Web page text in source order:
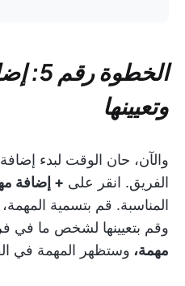
وتعيينها
والآن، حان الوقت لبدء إضافة
الفريق. انقر على + إضافة
المناسبة. قم بتسمية
وقم بتعيينها لشخص ما في
مهمة، وستظهر المهمة في